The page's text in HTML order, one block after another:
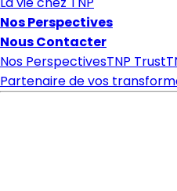
Nos Perspectives
Nous Contacter
Nos PerspectivesTNP Trust
Partenaire de vos